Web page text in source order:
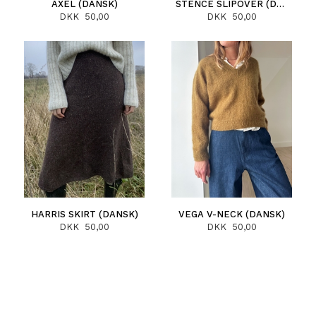
AXEL (DANSK)
DKK 50,00
STENCE SLIPOVER (DANSK)
DKK 50,00
HARRIS SKIRT (DANSK)
DKK 50,00
VEGA V-NECK (DANSK)
DKK 50,00